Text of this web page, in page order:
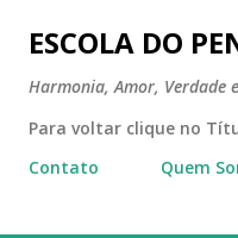
Pular para
ESCOLA DO
Harmonia, Amor, Verdade
Para voltar clique no
Contato
Quem